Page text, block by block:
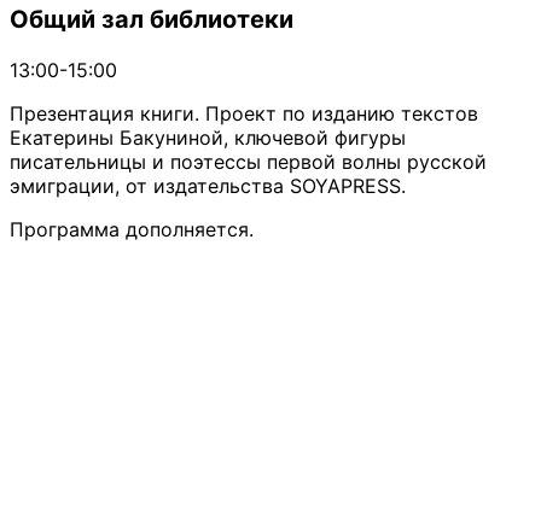
Общий зал библиотеки
13:00-15:00
Презентация книги. Проект по изданию текстов
Екатерины Бакуниной, ключевой фигуры
писательницы и поэтессы первой волны русской
эмиграции, от издательства SOYAPRESS.
Программа дополняется.